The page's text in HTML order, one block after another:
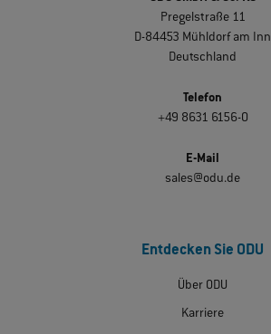
Pregelstraße 11
D-84453 Mühldorf am Inn
Deutschland
Telefon
+49 8631 6156-0
E-Mail
sales@odu.de
Entdecken Sie ODU
Über ODU
Karriere